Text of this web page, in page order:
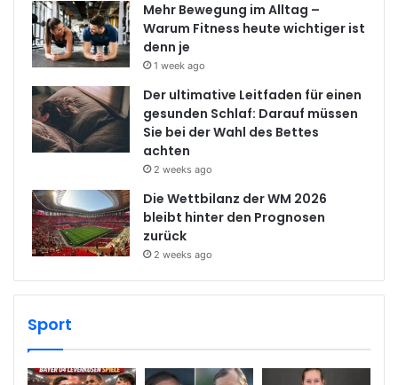
Mehr Bewegung im Alltag –
Warum Fitness heute wichtiger ist
denn je
1 week ago
Der ultimative Leitfaden für einen
gesunden Schlaf: Darauf müssen
Sie bei der Wahl des Bettes
achten
2 weeks ago
Die Wettbilanz der WM 2026
bleibt hinter den Prognosen
zurück
2 weeks ago
Sport